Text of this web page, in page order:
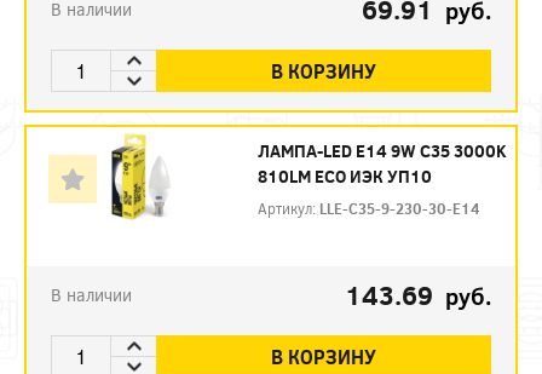
В наличии 69.91 руб.
В КОРЗИНУ
ЛАМПА-LED E14 9W C35 3000K
810LM ECO ИЭК УП10
Артикул: LLE-C35-9-230-30-E14
В наличии 143.69 руб.
В КОРЗИНУ